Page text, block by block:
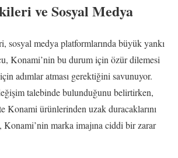
ve Sosyal Medya
sosyal medya platformlarında büyük yankı
Konami’nin bu durum için özür dilemesi
adımlar atması gerektiğini savunuyor.
talebinde bulunduğunu belirtirken,
Konami ürünlerinden uzak duracaklarını
marka imajına ciddi bir zarar